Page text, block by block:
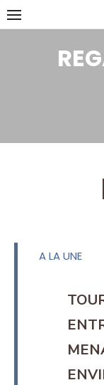
Skip
to
A LA UNE